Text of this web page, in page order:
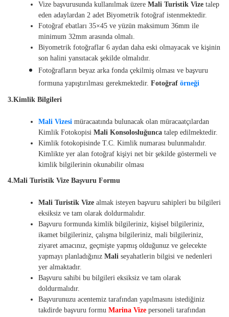
Vize başvurusunda kullanılmak üzere Mali Turistik Vize talep
eden adaylardan 2 adet Biyometrik fotoğraf istenmektedir.
Fotoğraf ebatları 35×45 ve yüzün maksimum 36mm ile
minimum 32mm arasında olmalı.
Biyometrik fotoğraflar 6 aydan daha eski olmayacak ve kişinin
son halini yansıtacak şekilde olmalıdır.
Fotoğrafların beyaz arka fonda çekilmiş olması ve başvuru
formuna yapıştırılması gerekmektedir. Fotoğraf örneği
3.Kimlik Bilgileri
Mali Vizesi müracaatında bulunacak olan müracaatçılardan
Kimlik Fotokopisi Mali Konsolosluğunca talep edilmektedir.
Kimlik fotokopisinde T.C. Kimlik numarası bulunmalıdır.
Kimlikte yer alan fotoğraf kişiyi net bir şekilde göstermeli ve
kimlik bilgilerinin okunabilir olması
4.Mali Turistik Vize Başvuru Formu
Mali Turistik Vize almak isteyen başvuru sahipleri bu bilgileri
eksiksiz ve tam olarak doldurmalıdır.
Başvuru formunda kimlik bilgileriniz, kişisel bilgileriniz,
ikamet bilgileriniz, çalışma bilgileriniz, mali bilgileriniz,
ziyaret amacınız, geçmişte yapmış olduğunuz ve gelecekte
yapmayı planladığınız Mali seyahatlerin bilgisi ve nedenleri
yer almaktadır.
Başvuru sahibi bu bilgileri eksiksiz ve tam olarak
doldurmalıdır.
Başvurunuzu acentemiz tarafından yapılmasını istediğiniz
takdirde başvuru formu Marina Vize personeli tarafından